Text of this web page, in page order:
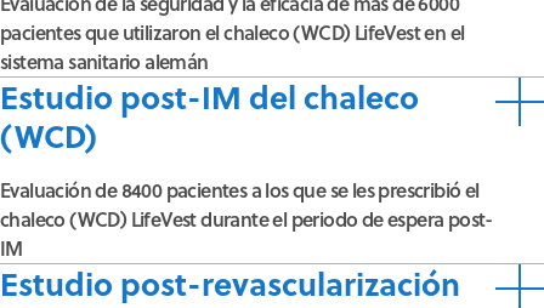
pacientes que utilizaron el chaleco (WCD) LifeVest en el
sistema sanitario alemán
Estudio post-IM del chaleco
(WCD)
Evaluación de 8400 pacientes a los que se les prescribió el
chaleco (WCD) LifeVest durante el periodo de espera post-
IM
Estudio post-revascularización